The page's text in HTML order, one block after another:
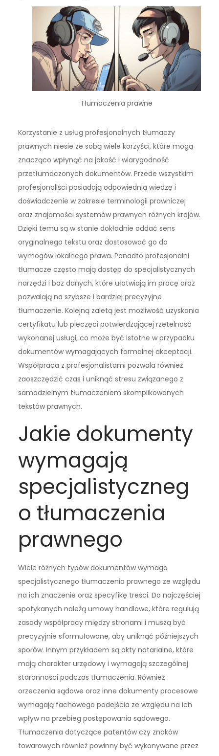
Tłumaczenia prawne
Korzystanie z usług profesjonalnych tłumaczy
prawnych niesie ze sobą wiele korzyści, które mogą
znacząco wpłynąć na jakość i wiarygodność
przetłumaczonych dokumentów. Przede wszystkim
profesjonaliści posiadają odpowiednią wiedzę i
doświadczenie w zakresie terminologii prawniczej
oraz znajomości systemów prawnych różnych krajów.
Dzięki temu są w stanie dokładnie oddać sens
oryginalnego tekstu oraz dostosować go do
wymogów lokalnego prawa. Ponadto profesjonalni
tłumacze często mają dostęp do specjalistycznych
narzędzi i baz danych, które ułatwiają im pracę oraz
pozwalają na szybsze i bardziej precyzyjne
tłumaczenie. Kolejną zaletą jest możliwość uzyskania
certyfikatu lub pieczęci potwierdzającej rzetelność
wykonanej usługi, co może być istotne w przypadku
dokumentów wymagających formalnej akceptacji.
Współpraca z profesjonalistami pozwala również
zaoszczędzić czas i uniknąć stresu związanego z
samodzielnym tłumaczeniem skomplikowanych
tekstów prawnych.
Jakie dokumenty
wymagają
specjalistyczneg
o tłumaczenia
prawnego
Wiele różnych typów dokumentów wymaga
specjalistycznego tłumaczenia prawnego ze względu
na ich znaczenie oraz specyfikę treści. Do najczęściej
spotykanych należą umowy handlowe, które regulują
zasady współpracy między stronami i muszą być
precyzyjnie sformułowane, aby uniknąć późniejszych
sporów. Innym przykładem są akty notarialne, które
mają charakter urzędowy i wymagają szczególnej
staranności podczas tłumaczenia. Również
orzeczenia sądowe oraz inne dokumenty procesowe
wymagają fachowego podejścia ze względu na ich
wpływ na przebieg postępowania sądowego.
Tłumaczenia dotyczące patentów czy znaków
towarowych również powinny być wykonywane przez